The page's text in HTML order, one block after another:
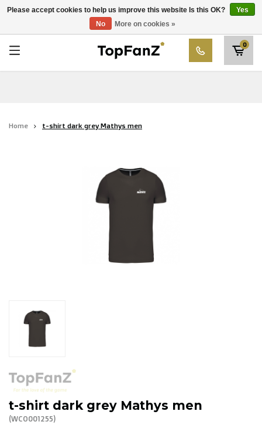
Choose your club
Marktrock
Alpecin Premier Tech /Fenix Premier Tech
R. EV - Remco Evenepoel
Auctions
Ended auctions
0
Home t-shirt dark grey Mathys men
t-shirt dark grey Mathys men
(WCO001255)
Please accept cookies to help us improve this website Is this OK?
Yes
No
More on cookies »